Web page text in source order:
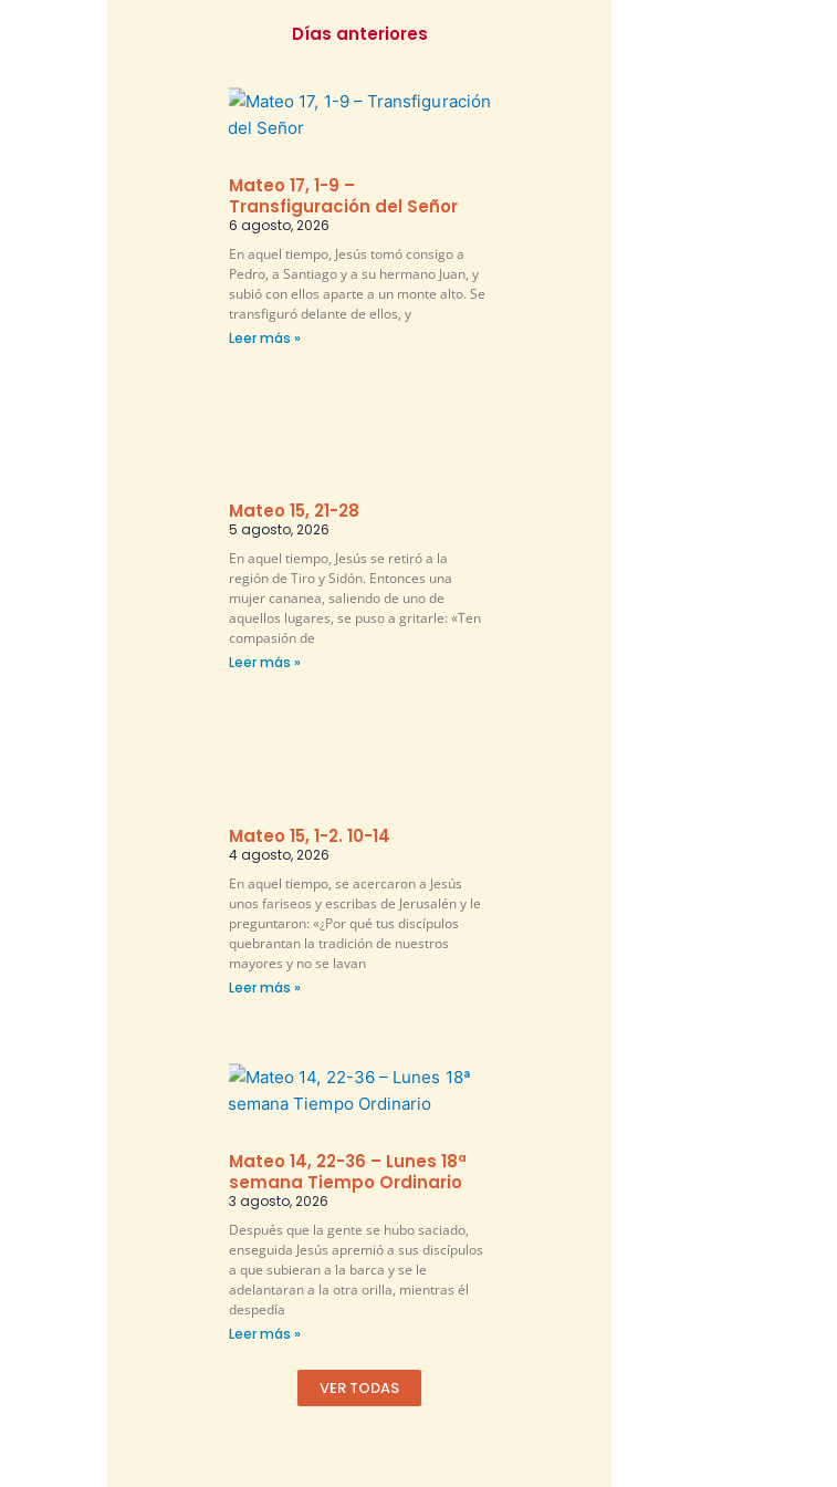
Días anteriores
Mateo 17, 1-9 –
Transfiguración del Señor
6 agosto, 2026
En aquel tiempo, Jesús tomó consigo a
Pedro, a Santiago y a su hermano Juan, y
subió con ellos aparte a un monte alto. Se
transfiguró delante de ellos, y
Leer más »
Mateo 15, 21-28
5 agosto, 2026
En aquel tiempo, Jesús se retiró a la
región de Tiro y Sidón. Entonces una
mujer cananea, saliendo de uno de
aquellos lugares, se puso a gritarle: «Ten
compasión de
Leer más »
Mateo 15, 1-2. 10-14
4 agosto, 2026
En aquel tiempo, se acercaron a Jesús
unos fariseos y escribas de Jerusalén y le
preguntaron: «¿Por qué tus discípulos
quebrantan la tradición de nuestros
mayores y no se lavan
Leer más »
Mateo 14, 22-36 – Lunes 18ª
semana Tiempo Ordinario
3 agosto, 2026
Después que la gente se hubo saciado,
enseguida Jesús apremió a sus discípulos
a que subieran a la barca y se le
adelantaran a la otra orilla, mientras él
despedía
Leer más »
VER TODAS